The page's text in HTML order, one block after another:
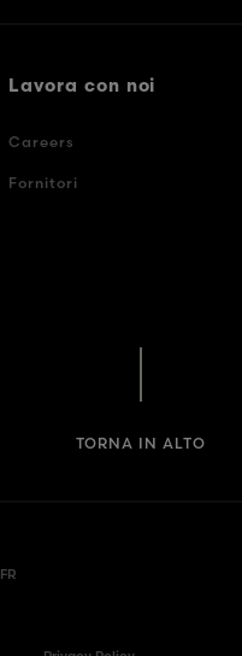
Lavora con noi
Careers
Fornitori
TORNA IN ALTO
FR